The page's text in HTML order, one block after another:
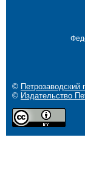
© Петрозаводский
© Издательство